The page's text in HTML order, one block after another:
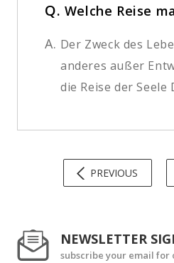
Q. Welche Reise
A. Der Zweck des
anderes außer
die Reise der Seele
PREVIOUS
NEWSLETTER
subscribe your email for